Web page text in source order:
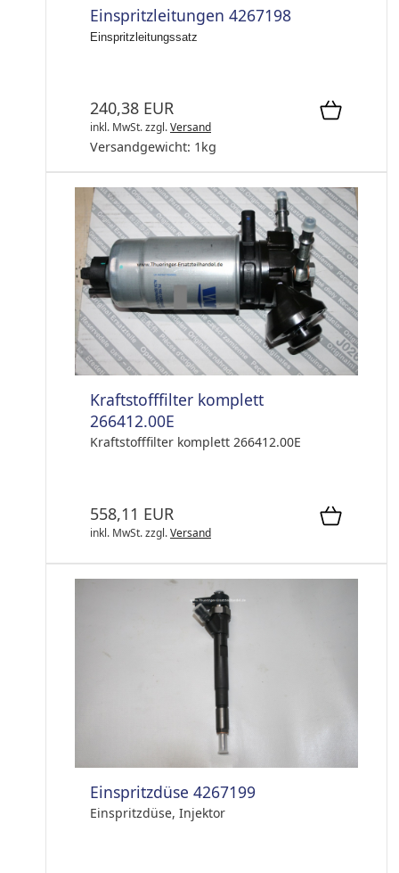
Einspritzleitungen 4267198
Einspritzleitungssatz
240,38 EUR
inkl. MwSt.zzgl.Versand
Versandgewicht: 1 kg
Kraftstofffilter komplett
266412.00E
Kraftstofffilter komplett 266412.00E
558,11 EUR
inkl. MwSt.zzgl.Versand
Einspritzdüse 4267199
Einspritzdüse, Injektor